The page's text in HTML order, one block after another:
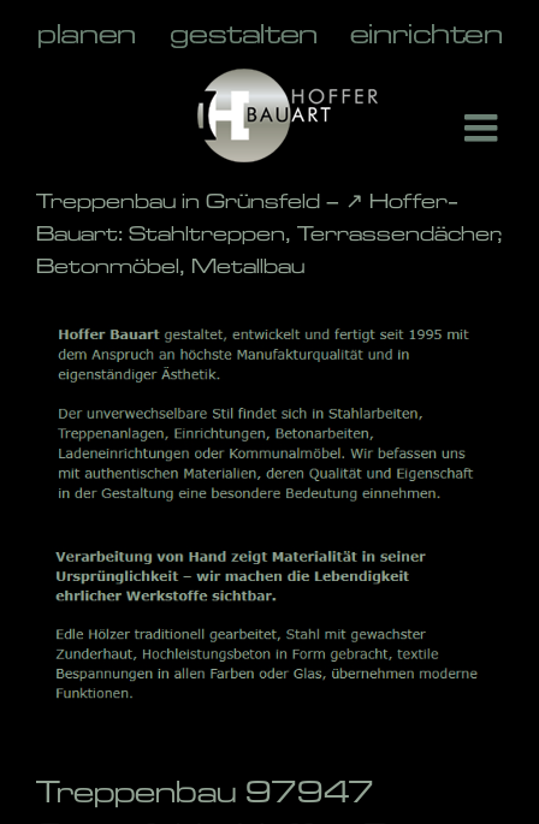
Treppenbau in Grünsfeld – ↗️ Hoffer-
Bauart: Stahltreppen, Terrassendächer,
Betonmöbel, Metallbau
Treppenbau 97947